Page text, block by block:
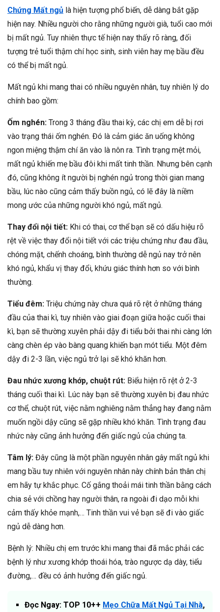
Chứng Mất ngủ là hiện tượng phổ biến, dễ dàng bắt gặp
hiện nay. Nhiều người cho rằng những người già, tuổi cao mới
bị mất ngủ. Tuy nhiên thực tế hiện nay thấy rõ ràng, đối
tượng trẻ tuổi thậm chí học sinh, sinh viên hay mẹ bầu đều
có thể bị mất ngủ.
Mất ngủ khi mang thai có nhiều nguyên nhân, tuy nhiên lý do
chính bao gồm:
Ốm nghén: Trong 3 tháng đầu thai kỳ, các chị em dễ bị rơi
vào trạng thái ốm nghén. Đó là cảm giác ăn uống không
ngon miệng thậm chí ăn vào là nôn ra. Tình trạng mệt mỏi,
mất ngủ khiến mẹ bầu đôi khi mất tinh thần. Nhưng bên cạnh
đó, cũng không ít người bị nghén ngủ trong thời gian mang
bầu, lúc nào cũng cảm thấy buồn ngủ, có lẽ đây là niềm
mong ước của những người khó ngủ, mất ngủ.
Thay đổi nội tiết: Khi có thai, cơ thể bạn sẽ có dấu hiệu rõ
rệt về việc thay đổi nội tiết với các triệu chứng như đau đầu,
chóng mặt, chếnh choáng, bình thường dễ ngủ nay trở nên
khó ngủ, khẩu vị thay đổi, khứu giác thính hơn so với bình
thường.
Tiểu đêm: Triệu chứng này chưa quá rõ rệt ở những tháng
đầu của thai kì, tuy nhiên vào giai đoạn giữa hoặc cuối thai
kì, bạn sẽ thường xuyên phải dậy đi tiểu bởi thai nhi càng lớn
càng chèn ép vào bàng quang khiến bạn mót tiểu. Một đêm
dậy đi 2-3 lần, việc ngủ trở lại sẽ khó khăn hơn.
Đau nhức xương khớp, chuột rút: Biểu hiện rõ rệt ở 2-3
tháng cuối thai kì. Lúc này bạn sẽ thường xuyên bị đau nhức
cơ thể, chuột rút, việc nằm nghiêng nằm thẳng hay đang nằm
muốn ngồi dậy cũng sẽ gặp nhiều khó khăn. Tình trạng đau
nhức này cũng ảnh hưởng đến giấc ngủ của chúng ta.
Tâm lý: Đây cũng là một phần nguyên nhân gây mất ngủ khi
mang bầu tuy nhiên với nguyên nhân này chính bản thân chị
em hãy tự khắc phục. Cố gắng thoải mái tinh thần bằng cách
chia sẻ với chồng hay người thân, ra ngoài đi dạo mỗi khi
cảm thấy khỏe mạnh,… Tinh thần vui vẻ bạn sẽ đi vào giấc
ngủ dễ dàng hơn.
Bệnh lý: Nhiều chị em trước khi mang thai đã mắc phải các
bệnh lý như xương khớp thoái hóa, trào ngược dạ dày, tiểu
đường,… đều có ảnh hưởng đến giấc ngủ.
Đọc Ngay: TOP 10++ Mẹo Chữa Mất Ngủ Tại Nhà,